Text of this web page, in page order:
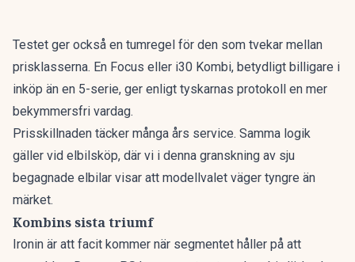
Testet ger också en tumregel för den som tvekar mellan
prisklasserna. En Focus eller i30 Kombi, betydligt billigare i
inköp än en 5-serie, ger enligt tyskarnas protokoll en mer
bekymmersfri vardag.
Prisskillnaden täcker många års service. Samma logik
gäller vid elbilsköp, där vi i denna granskning av sju
begagnade elbilar visar att modellvalet väger tyngre än
märket.
Kombins sista triumf
Ironin är att facit kommer när segmentet håller på att